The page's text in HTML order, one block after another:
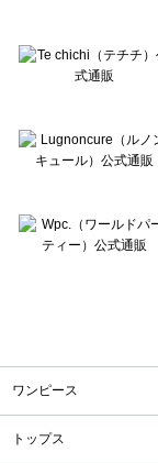
ワンピース
トップス